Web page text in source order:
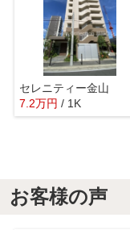
セレニティー金山
7.2万円 / 1K
お客様の声